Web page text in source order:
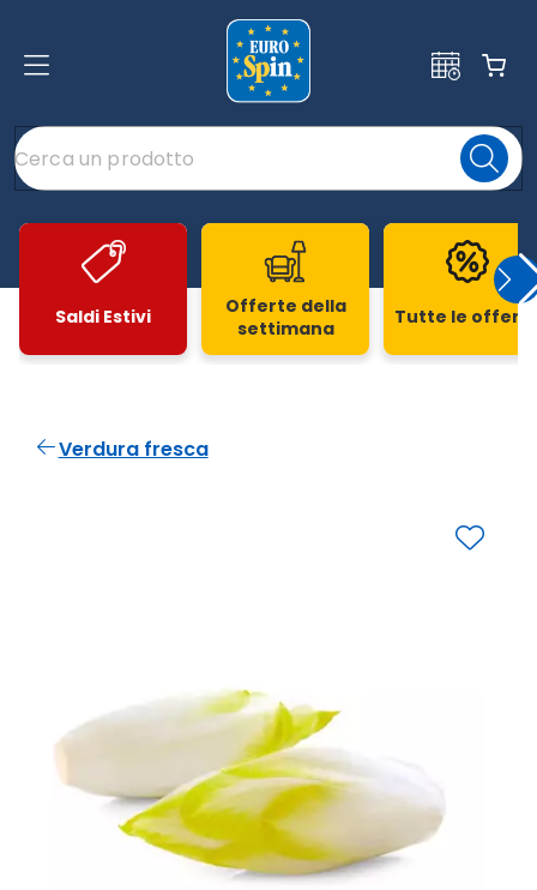
Saldi Estivi
Offerte della
settimana
Tutte le
Verdura fresca